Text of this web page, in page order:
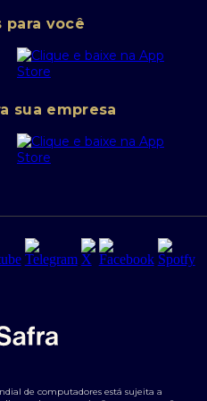
Banco Safra
PJ
para você
sua empresa
de computadores está sujeita a